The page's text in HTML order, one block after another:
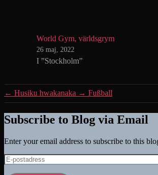
World Gym, världsgrym
26 maj, 2022
I ”Stockholm”
← Husiku hwakanaka → Fußball
Subscribe to Blog via Email
Enter your email address to subscribe to this
E-
postadress